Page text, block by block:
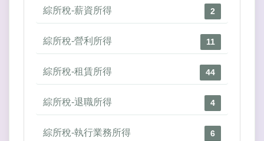
綜所稅-薪資所得 2
綜所稅-營利所得 11
綜所稅-租賃所得 44
綜所稅-退職所得 4
綜所稅-執行業務所得 6